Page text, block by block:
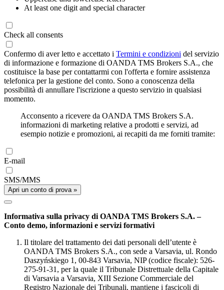
At least one digit and special character
Check all consents
Confermo di aver letto e accettato i Termini e condizioni del servizio
di informazione e formazione di OANDA TMS Brokers S.A., che
costituisce la base per contattarmi con l'offerta e fornire assistenza
telefonica per la gestione del conto. Sono a conoscenza della
possibilità di annullare l'iscrizione a questo servizio in qualsiasi
momento.
Acconsento a ricevere da OANDA TMS Brokers S.A.
informazioni di marketing relative a prodotti e servizi, ad
esempio notizie e promozioni, ai recapiti da me forniti tramite:
E-mail
SMS/MMS
Apri un conto di prova »
Informativa sulla privacy di OANDA TMS Brokers S.A. –
Conto demo, informazioni e servizi formativi
Il titolare del trattamento dei dati personali dell’utente è
OANDA TMS Brokers S.A., con sede a Varsavia, ul. Rondo
Daszyńskiego 1, 00-843 Varsavia, NIP (codice fiscale): 526-
275-91-31, per la quale il Tribunale Distrettuale della Capitale
di Varsavia a Varsavia, XIII Sezione Commerciale del
Registro Nazionale dei Tribunali, mantiene i fascicoli di